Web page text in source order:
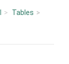
Tables